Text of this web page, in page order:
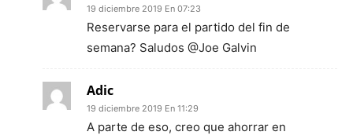
19 diciembre 2019 En 07:23
Reservarse para el partido del fin de
semana? Saludos @Joe Galvin
Adic
19 diciembre 2019 En 11:29
A parte de eso, creo que ahorrar en